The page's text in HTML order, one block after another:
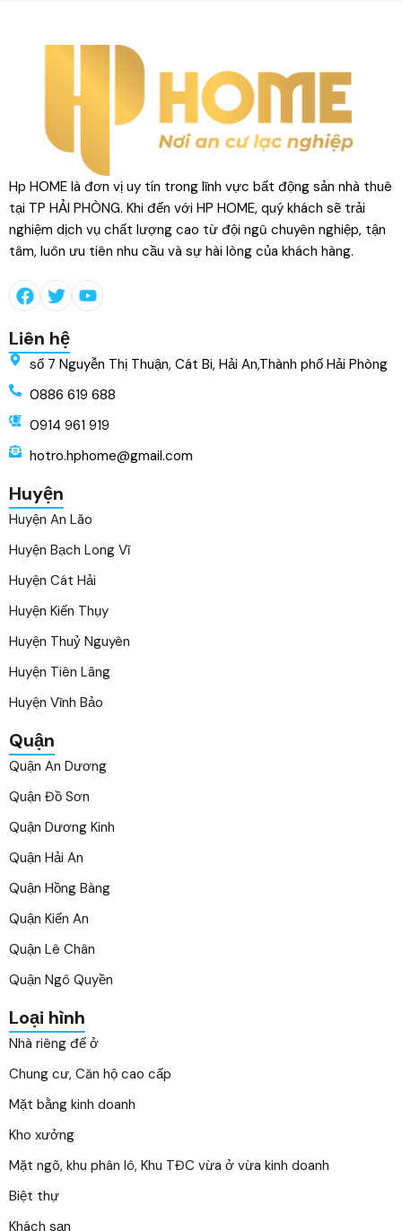
Hp HOME là đơn vị uy tín trong lĩnh vực bất động sản nhà thuê
tại TP HẢI PHÒNG. Khi đến với HP HOME, quý khách sẽ trải
nghiệm dịch vụ chất lượng cao từ đội ngũ chuyên nghiệp, tận
tâm, luôn ưu tiên nhu cầu và sự hài lòng của khách hàng.
Liên hệ
số 7 Nguyễn Thị Thuận, Cát Bi, Hải An,Thành phố Hải Phòng
0886 619 688
0914 961 919
hotro.hphome@gmail.com
Huyện
Huyện An Lão
Huyện Bạch Long Vĩ
Huyện Cát Hải
Huyện Kiến Thụy
Huyện Thuỷ Nguyên
Huyện Tiên Lãng
Huyện Vĩnh Bảo
Quận
Quận An Dương
Quận Đồ Sơn
Quận Dương Kinh
Quận Hải An
Quận Hồng Bàng
Quận Kiến An
Quận Lê Chân
Quận Ngô Quyền
Loại hình
Nhà riêng để ở
Chung cư, Căn hộ cao cấp
Mặt bằng kinh doanh
Kho xưởng
Mặt ngõ, khu phân lô, Khu TĐC vừa ở vừa kinh doanh
Biệt thự
Khách sạn